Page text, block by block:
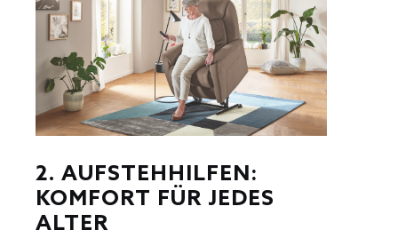
2. AUFSTEHHILFEN:
KOMFORT FÜR JEDES
ALTER